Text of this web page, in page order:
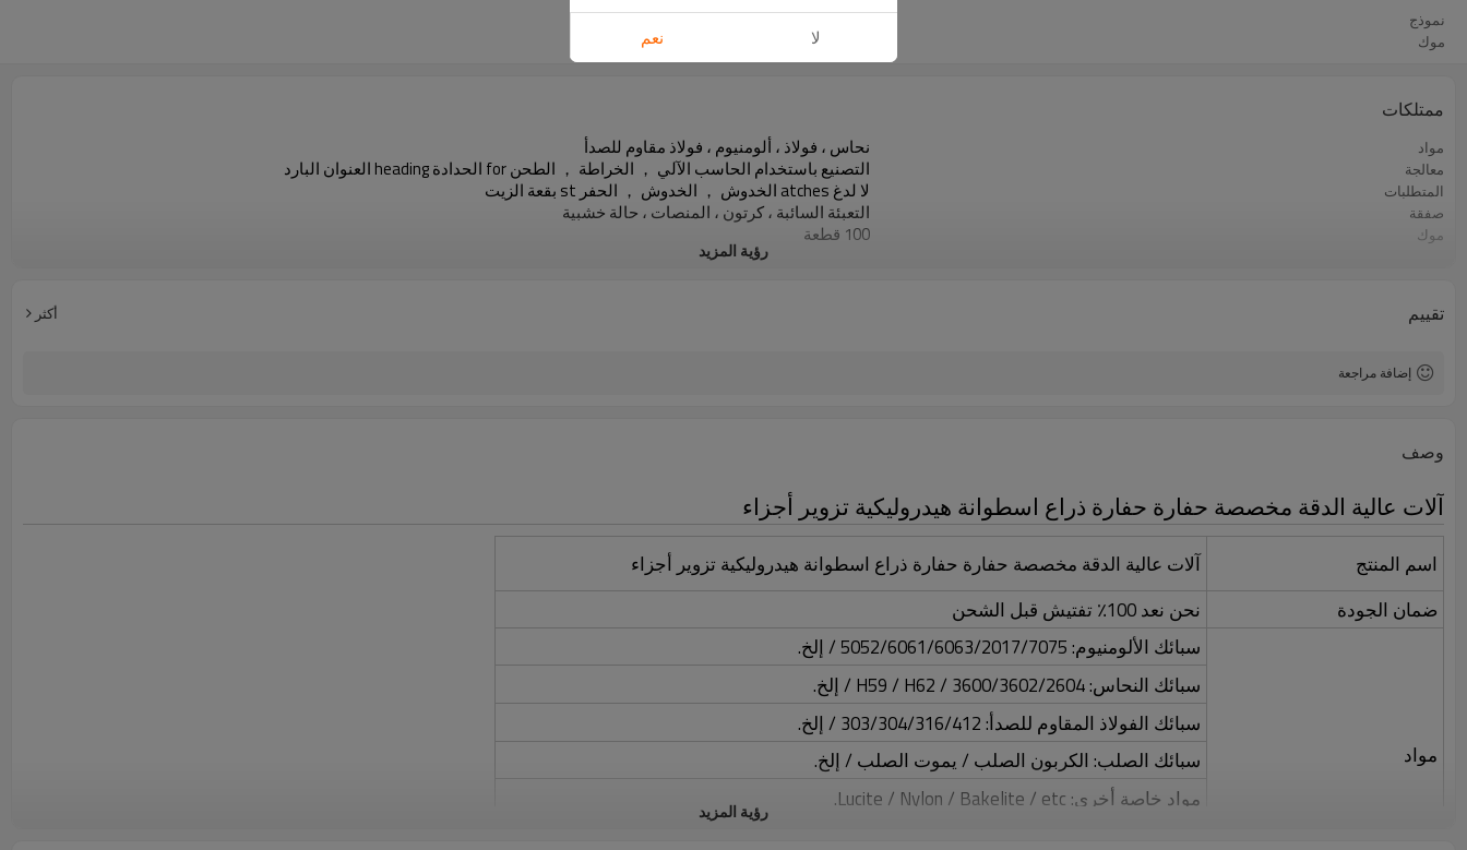
نموذج OEM
موك
ممتلكات
مواد نحاس ، فولاذ ، ألومنيوم ، فولاذ مقاوم للصدأ
معالجة التصنيع باستخدام الحاسب الآلي ， الخراطة ， الطحن for الحدادة heading العنوان البارد
المتطلبات لا لدغ atches الخدوش ， الخدوش ， الحفر st بقعة الزيت
صفقة التعبئة السائبة ، كرتون ، المنصات ، حالة خشبية
موك 100 قطعة
أسواق التصدير الرئيسية
رؤية المزيد
تقييم أكثر
إضافة مراجعة
وصف
آلات عالية الدقة مخصصة حفارة حفارة ذراع اسطوانة هيدروليكية تزوير أجزاء
اسم المنتج
آلات عالية الدقة مخصصة حفارة حفارة ذراع اسطوانة هيدروليكية تزوير أجزاء
ضمان الجودة
نحن نعد 100٪ تفتيش قبل الشحن
مواد
سبائك الألومنيوم: 5052/6061/6063/2017/7075 / إلخ.
سبائك النحاس: 3600/3602/2604 / H59 / H62 / إلخ.
سبائك الفولاذ المقاوم للصدأ: 303/304/316/412 / إلخ.
سبائك الصلب: الكربون الصلب / يموت الصلب / إلخ.
مواد خاصة أخرى: Lucite / Nylon / Bakelite / etc.
رؤية المزيد
لا نعم